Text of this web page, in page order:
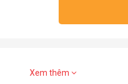
Xem thêm